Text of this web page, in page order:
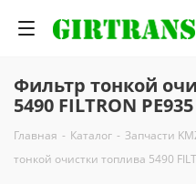
Фильтр тонкой
5490 FILTRON PE935
Главная - Каталог - Запчасти
тонкой очистки топлива 5490